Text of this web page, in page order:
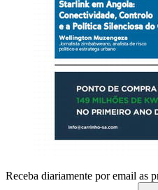
Receba diariamente por email as